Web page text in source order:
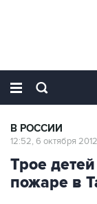
В РОССИИ
12:52, 6 октября 2012
Трое
пожаре в